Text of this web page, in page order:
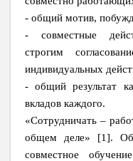
- общий мотив,
- совместные
строгим
индивидуальных
- общий результат
вкладов каждого.
«Сотрудничать –
общем деле» [1].
совместное